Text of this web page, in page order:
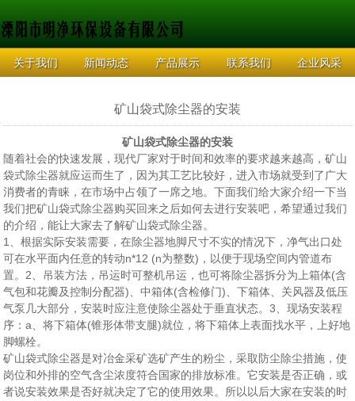
关于我们 新闻动态 产品展示 联系我们 企业风采
矿山袋式除尘器的安装
矿山袋式除尘器的安装
随着社会的快速发展，现代厂家对于时间和效率的要求越来越高，矿山
袋式除尘器就应运而生了，因为其工艺比较好，进入市场就受到了广大
消费者的青睐，在市场中占领了一席之地。下面我们给大家介绍一下当
我们把矿山袋式除尘器购买回来之后如何去进行安装吧，希望通过我们
的介绍，能让大家去了解矿山袋式除尘器。
1、根据实际安装需要，在除尘器地脚尺寸不实的情况下，净气出口处
可在水平面内任意的转动n*12 (n为整数)，以便于现场空间内管道布
置。2、吊装方法，吊运时可整机吊运，也可将除尘器拆分为上箱体(含
气包和花瓣及控制分配器)、中箱体(含检修门)、下箱体、关风器及低压
气泵几大部分，安装时应注意使除尘器处于垂直状态。3、现场安装程
序：a、将下箱体(锥形体带支腿)就位，将下箱体上表面找水平，上好地
脚螺栓。
矿山袋式除尘器是对冶金采矿选矿产生的粉尘，采取防尘除尘措施，使
岗位和外排的空气含尘浓度符合国家的排放标准。它安装是否正确，或
者说安装效果是否好就决定了它的使用效果。所以以后大家在安装的时